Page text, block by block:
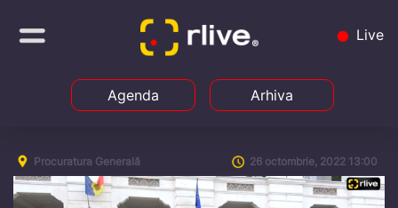
Live
Agenda Arhiva
Procuratura Generală 26 octombrie, 2022 13:00